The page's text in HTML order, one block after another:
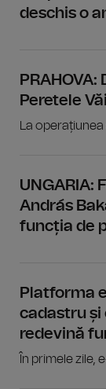
deschis o
Peretele
La operațiunea
UNGARIA:
András
funcția de
Platforma
cadastru și
redevină
În primele zile,